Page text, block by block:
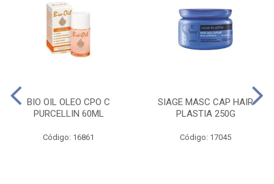
BIO OIL OLEO CPO C
PURCELLIN 60ML
Código: 16861
SIAGE MASC CAP HAIR
PLASTIA 250G
Código: 17045